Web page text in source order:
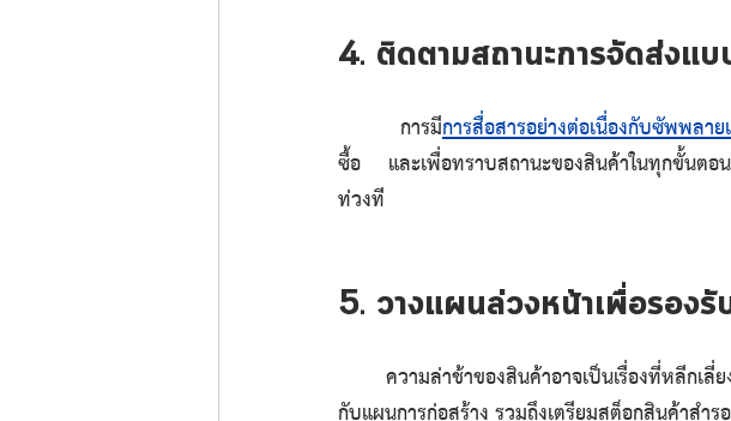
4. ติดตามสถานะการจัดส่งแบ
	การมี
การสื่อสารอย่างต่อเนื่องกับซัพพลาย
ซื้อ และเพื่อทราบสถานะของสินค้าในทุกขั้นตอ
ท่วงที
5. วางแผนล่วงหน้าเพื่อรอง
ความล่าช้าของสินค้าอาจเป็นเรื่องที่หลีกเลี่